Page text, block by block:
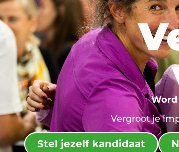
Vergroot je
Stel jezelf kandidaat